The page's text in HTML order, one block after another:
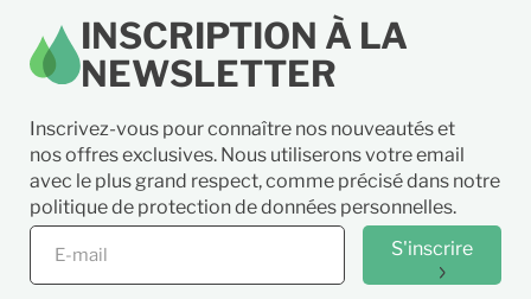
INSCRIPTION À LA
NEWSLETTER
Inscrivez-vous pour connaître nos nouveautés et
nos offres exclusives. Nous utiliserons votre email
avec le plus grand respect, comme précisé dans notre
politique de protection de données personnelles.
S'inscrire